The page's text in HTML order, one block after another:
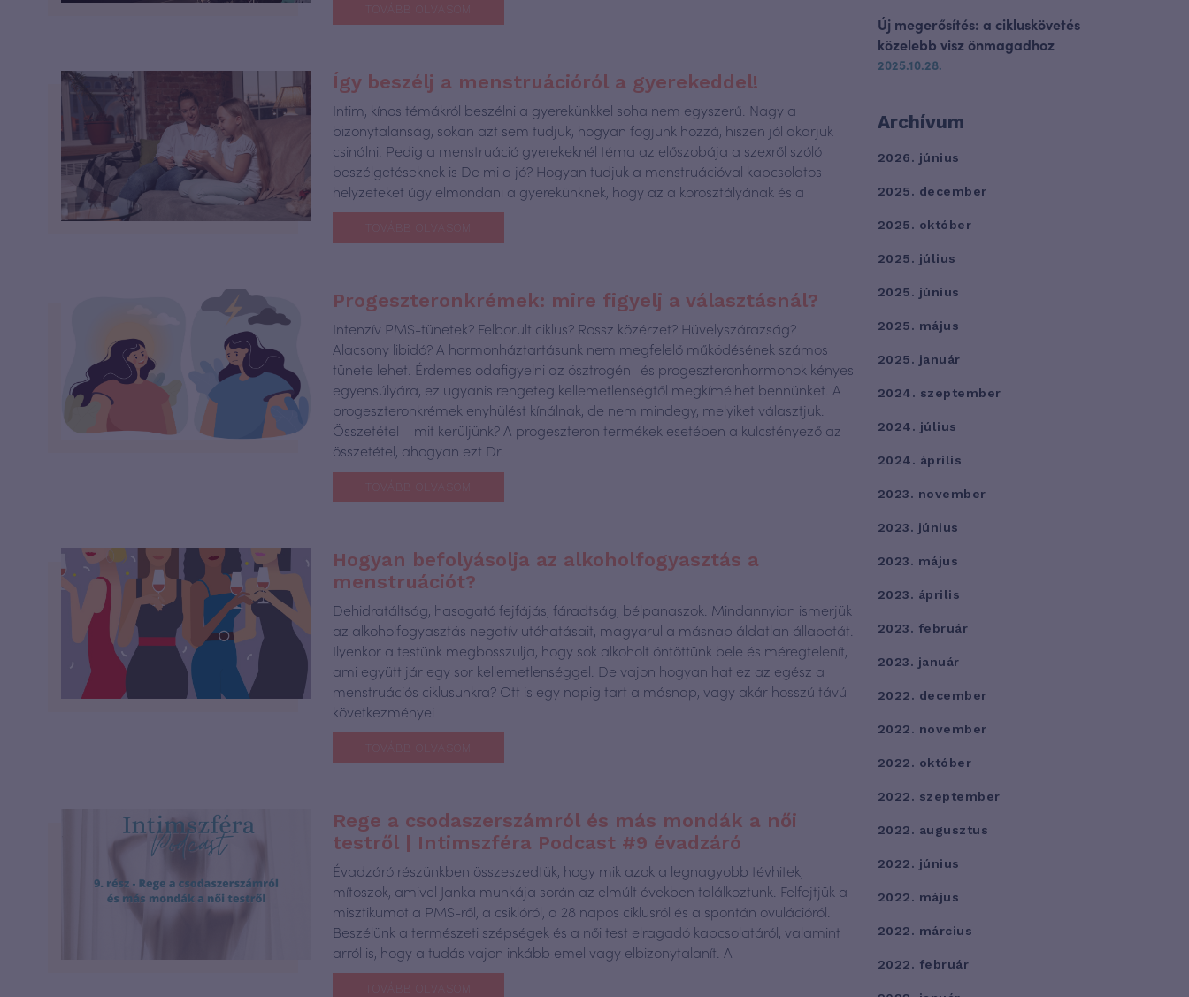
Így beszélj a menstruációról a gyerekeddel!
Intim, kínos témákról beszélni a gyerekünkkel soha nem egyszerű. Nagy a
bizonytalanság, sokan azt sem tudjuk, hogyan fogjunk hozzá, hiszen jól akarjuk
csinálni. Pedig a menstruáció gyerekeknél téma az előszobája a szexről szóló
beszélgetéseknek is De mi a jó? Hogyan tudjuk a menstruációval kapcsolatos
helyzeteket úgy elmondani a gyerekünknek, hogy az a korosztályának és a
Progeszteronkrémek: mire figyelj a választásnál?
Intenzív PMS-tünetek? Felborult ciklus? Rossz közérzet? Hüvelyszárazság?
Alacsony libidó? A hormonháztartásunk nem megfelelő működésének számos
tünete lehet. Érdemes odafigyelni az ösztrogén- és progeszteronhormonok kényes
egyensúlyára, ez ugyanis rengeteg kellemetlenségtől megkímélhet bennünket. A
progeszteronkrémek enyhülést kínálnak, de nem mindegy, melyiket választjuk.
Összetétel – mit kerüljünk? A progeszteron termékek esetében a kulcstényező az
összetétel, ahogyan ezt Dr.
Hogyan befolyásolja az alkoholfogyasztás a
menstruációt?
Dehidratáltság, hasogató fejfájás, fáradtság, bélpanaszok. Mindannyian ismerjük
az alkoholfogyasztás negatív utóhatásait, magyarul a másnap áldatlan állapotát.
Ilyenkor a testünk megbosszulja, hogy sok alkoholt öntöttünk bele és méregtelenít,
ami együtt jár egy sor kellemetlenséggel. De vajon hogyan hat ez az egész a
menstruációs ciklusunkra? Ott is egy napig tart a másnap, vagy akár hosszú távú
következményei
Rege a csodaszerszámról és más mondák a női
testről | Intimszféra Podcast #9 évadzáró
Évadzáró részünkben összeszedtük, hogy mik azok a legnagyobb tévhitek,
mítoszok, amivel Janka munkája során az elmúlt években találkoztunk. Felfejtjük a
misztikumot a PMS-ről, a csiklóról, a 28 napos ciklusról és a spontán ovulációról.
Beszélünk a természeti szépségek és a női test elragadó kapcsolatáról, valamint
arról is, hogy a tudás vajon inkább emel vagy elbizonytalanít. A
Új megerősítés: a cikluskövetés
közelebb visz önmagadhoz
2025.10.28.
Archívum
2026. június
2025. december
2025. október
2025. július
2025. június
2025. május
2025. január
2024. szeptember
2024. július
2024. április
2023. november
2023. június
2023. május
2023. április
2023. február
2023. január
2022. december
2022. november
2022. október
2022. szeptember
2022. augusztus
2022. június
2022. május
2022. március
2022. február